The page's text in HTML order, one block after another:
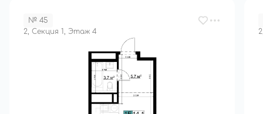
№ 45
2, Секция 1, Этаж 4